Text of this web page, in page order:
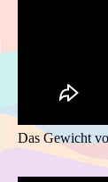
Das Gewicht